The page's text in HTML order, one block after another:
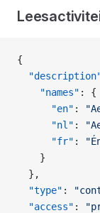
{
    "names"
: {
      "en"
:
      "nl"
:
      "fr"
:
    }
  },
  "type"
:
  "access"
: